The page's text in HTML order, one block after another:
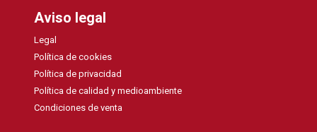
Aviso legal
Legal
Política de cookies
Política de privacidad
Política de calidad y medioambiente
Condiciones de venta